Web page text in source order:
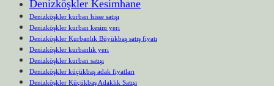
Denizköşkler Kesimhane
Denizköşkler kurban hisse satışı
Denizköşkler kurban kesim yeri
Denizköşkler Kurbanlık Büyükbaş satış fiyatı
Denizköşkler kurbanlık yeri
Denizköşkler kurban satışı
Denizköşkler küçükbaş adak fiyatları
Denizköşkler Küçükbaş Adaklık Satışı